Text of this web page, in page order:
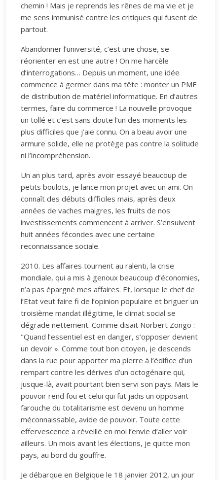
chemin ! Mais je reprends les rênes de ma vie et je
me sens immunisé contre les critiques qui fusent de
partout.
Abandonner l’université, c’est une chose, se
réorienter en est une autre ! On me harcèle
d’interrogations… Depuis un moment, une idée
commence à germer dans ma tête : monter un PME
de distribution de matériel informatique. En d’autres
termes, faire du commerce ! La nouvelle provoque
un tollé et c’est sans doute l’un des moments les
plus difficiles que j’aie connu. On a beau avoir une
armure solide, elle ne protège pas contre la solitude
ni l’incompréhension.
Un an plus tard, après avoir essayé beaucoup de
petits boulots, je lance mon projet avec un ami. On
connaît des débuts difficiles mais, après deux
années de vaches maigres, les fruits de nos
investissements commencent à arriver. S’ensuivent
huit années fécondes avec une certaine
reconnaissance sociale.
2010. Les affaires tournent au ralenti, la crise
mondiale, qui a mis à genoux beaucoup d’économies,
n’a pas épargné mes affaires. Et, lorsque le chef de
l’Etat veut faire fi de l’opinion populaire et briguer un
troisième mandat illégitime, le climat social se
dégrade nettement. Comme disait Norbert Zongo :
"Quand l’essentiel est en danger, s’opposer devient
un devoir ». Comme tout bon citoyen, je descends
dans la rue pour apporter ma pierre à l’édifice d’un
rempart contre les dérives d’un octogénaire qui,
jusque-là, avait pourtant bien servi son pays. Mais le
pouvoir rend fou et celui qui fut jadis un opposant
farouche du totalitarisme est devenu un homme
méconnaissable, avide de pouvoir. Toute cette
effervescence a réveillé en moi l’envie d’aller voir
ailleurs. Un mois avant les élections, je quitte mon
pays, au bord du gouffre.
Je débarque en Belgique le 18 janvier 2012, un jour